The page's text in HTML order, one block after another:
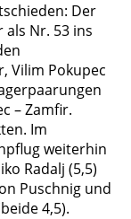
Der
Nr. 53 ins
Vilim Pokupec
– Zamfir.
Im
weiterhin
Radalj (5,5)
Puschnig und
4,5).